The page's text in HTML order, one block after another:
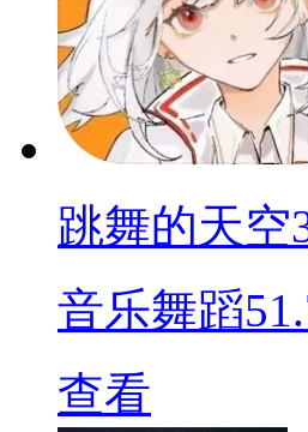
跳舞的天空
音乐舞蹈
查看